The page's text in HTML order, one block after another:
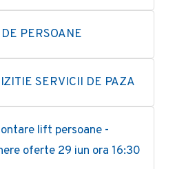
PERSOANE
SERVICII DE PAZA
lift persoane -
oferte 29 iun ora 16:30